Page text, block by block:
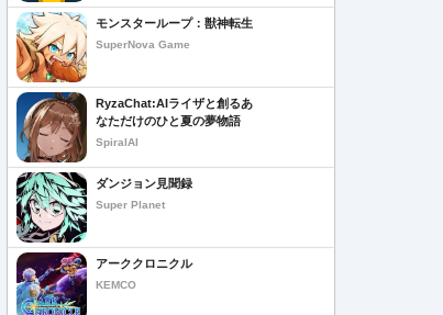
モンスターループ：獣神転生
SuperNova Game
RyzaChat:AIライザと創るあ
なただけのひと夏の夢物語
SpiralAI
ダンジョン見聞録
Super Planet
アーククロニクル
KEMCO